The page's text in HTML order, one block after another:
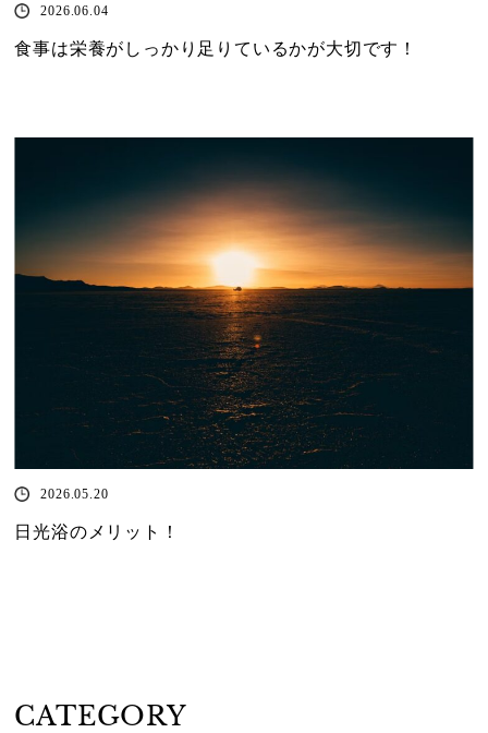
2026.06.04
食事は栄養がしっかり足りているかが大切です！
2026.05.20
日光浴のメリット！
CATEGORY